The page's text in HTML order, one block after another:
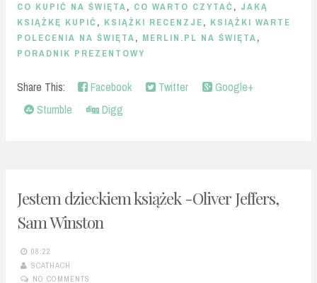
CO KUPIĆ NA ŚWIĘTA, CO WARTO CZYTAĆ , JAKĄ
KSIĄŻKĘ KUPIĆ , KSIĄŻKI RECENZJE, KSIĄŻKI WARTE
POLECENIA NA ŚWIĘTA, MERLIN.PL NA ŚWIĘTA,
PORADNIK PREZENTOWY
Share This: Facebook Twitter
Google+
Stumble
Digg
Jestem dzieckiem książek -Oliver Jeffers,
Sam Winston
08:22
SCATHACH
NO COMMENTS